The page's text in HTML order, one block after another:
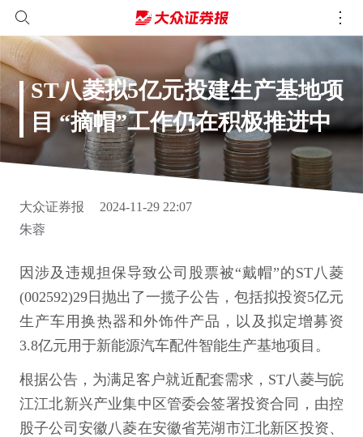
ST八菱拟5亿元投建生产基地项
目 “摘帽”工作仍在积极推进中
大众证券报
2024-11-29 22:07
朱蓉
因涉及违规担保导致公司股票被“戴帽”的ST八菱
(002592)29日抛出了一揽子公告，包括拟投资5亿元
生产车用换热器和外饰件产品，以及拟定增募资
3.8亿元用于新能源汽车配件智能生产基地项目。
根据公告，为满足客户就近配套需求，ST八菱与皖
江江北新兴产业集中区管委会签署投资合同，由控
股子公司安徽八菱在安徽省芜湖市江北新区投资、